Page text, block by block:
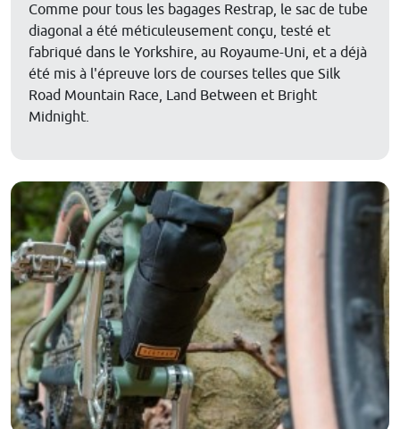
Comme pour tous les bagages Restrap, le sac de tube
diagonal a été méticuleusement conçu, testé et
fabriqué dans le Yorkshire, au Royaume-Uni, et a déjà
été mis à l'épreuve lors de courses telles que Silk
Road Mountain Race, Land Between et Bright
Midnight.